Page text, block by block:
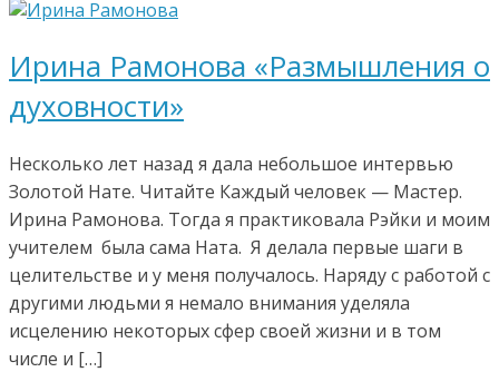
Ирина Рамонова «Размышления о
духовности»
Несколько лет назад я дала небольшое интервью
Золотой Нате. Читайте Каждый человек — Мастер.
Ирина Рамонова. Тогда я практиковала Рэйки и моим
учителем была сама Ната. Я делала первые шаги в
целительстве и у меня получалось. Наряду с работой с
другими людьми я немало внимания уделяла
исцелению некоторых сфер своей жизни и в том
числе и […]